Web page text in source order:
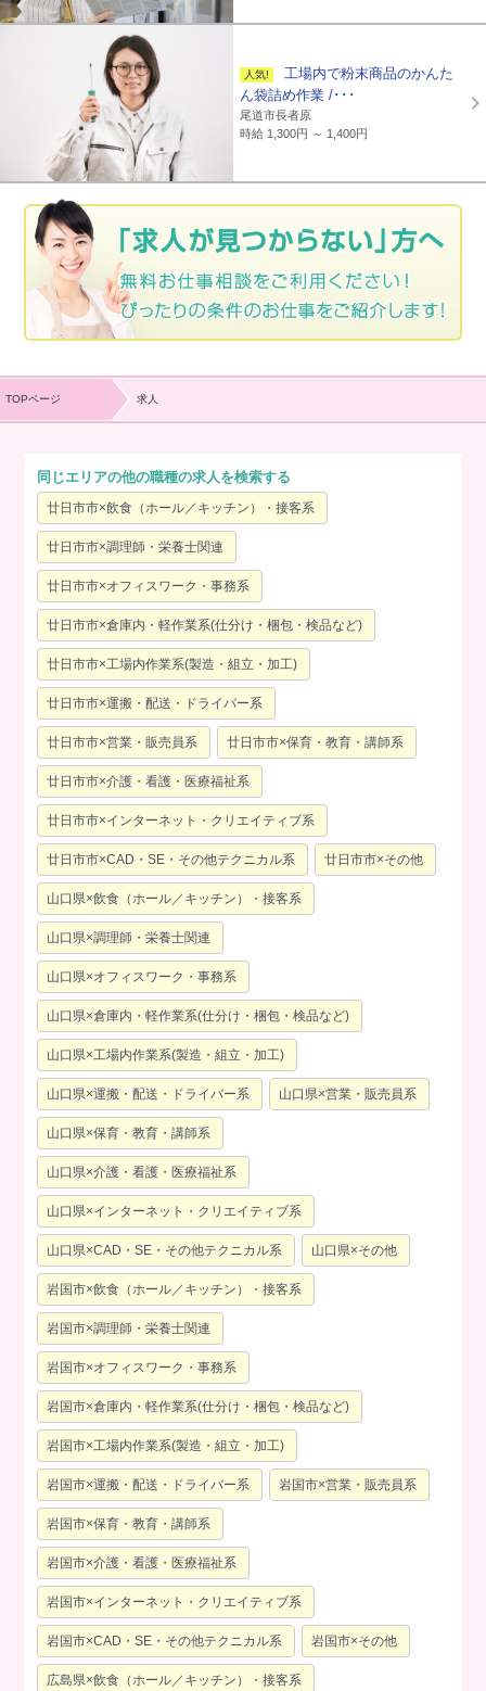
工場内で粉末商品のかんた
ん袋詰め作業 /･･･
尾道市長者原
時給 1,300円 ～ 1,400円
TOPページ 求人
同じエリアの他の職種の求人を検索する
廿日市市×飲食（ホール／キッチン）・接客系
廿日市市×調理師・栄養士関連
廿日市市×オフィスワーク・事務系
廿日市市×倉庫内・軽作業系(仕分け・梱包・検品など)
廿日市市×工場内作業系(製造・組立・加工)
廿日市市×運搬・配送・ドライバー系
廿日市市×営業・販売員系 廿日市市×保育・教育・講師系
廿日市市×介護・看護・医療福祉系
廿日市市×インターネット・クリエイティブ系
廿日市市×CAD・SE・その他テクニカル系 廿日市市×その他
山口県×飲食（ホール／キッチン）・接客系
山口県×調理師・栄養士関連
山口県×オフィスワーク・事務系
山口県×倉庫内・軽作業系(仕分け・梱包・検品など)
山口県×工場内作業系(製造・組立・加工)
山口県×運搬・配送・ドライバー系 山口県×営業・販売員系
山口県×保育・教育・講師系
山口県×介護・看護・医療福祉系
山口県×インターネット・クリエイティブ系
山口県×CAD・SE・その他テクニカル系 山口県×その他
岩国市×飲食（ホール／キッチン）・接客系
岩国市×調理師・栄養士関連
岩国市×オフィスワーク・事務系
岩国市×倉庫内・軽作業系(仕分け・梱包・検品など)
岩国市×工場内作業系(製造・組立・加工)
岩国市×運搬・配送・ドライバー系 岩国市×営業・販売員系
岩国市×保育・教育・講師系
岩国市×介護・看護・医療福祉系
岩国市×インターネット・クリエイティブ系
岩国市×CAD・SE・その他テクニカル系 岩国市×その他
広島県×飲食（ホール／キッチン）・接客系